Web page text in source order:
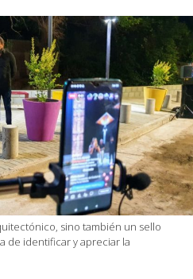
sino también un sello
de identificar y apreciar la